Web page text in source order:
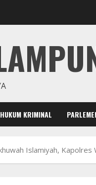
HUKUM KRIMINAL
Islamiyah, Kapolres